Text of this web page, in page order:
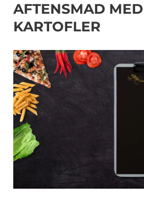
AFTENSMAD MED
KARTOFLER